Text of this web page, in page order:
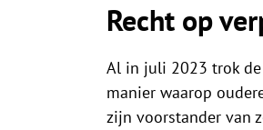
Recht op
Al in juli 2023 trok de
manier waarop
zijn voorstander van